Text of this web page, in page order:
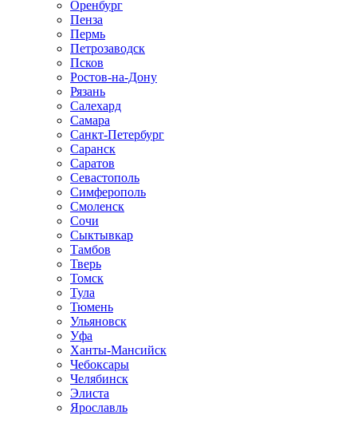
Оренбург
Пенза
Пермь
Петрозаводск
Псков
Ростов-на-Дону
Рязань
Салехард
Самара
Санкт-Петербург
Саранск
Саратов
Севастополь
Симферополь
Смоленск
Сочи
Сыктывкар
Тамбов
Тверь
Томск
Тула
Тюмень
Ульяновск
Уфа
Ханты-Мансийск
Чебоксары
Челябинск
Элиста
Ярославль